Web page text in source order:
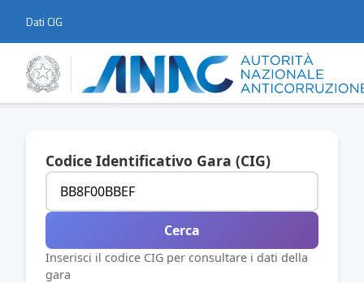
Dati CIG
Codice Identificativo Gara (CIG)
Cerca
Inserisci il codice CIG per consultare i dati della
gara